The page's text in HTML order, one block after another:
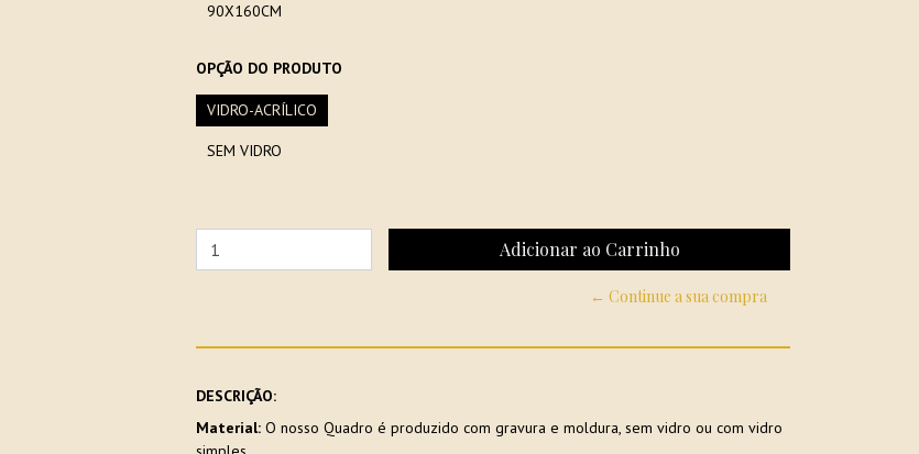
90X160CM
OPÇÃO DO PRODUTO
VIDRO-ACRÍLICO
SEM VIDRO
← Continue a sua compra
DESCRIÇÃO:
Material: O nosso Quadro é produzido com gravura e moldura, sem vidro ou com vidro